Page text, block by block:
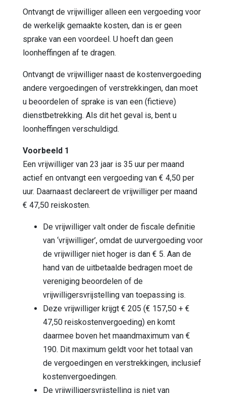
Ontvangt de vrijwilliger alleen een vergoeding voor
de werkelijk gemaakte kosten, dan is er geen
sprake van een voordeel. U hoeft dan geen
loonheffingen af te dragen.
Ontvangt de vrijwilliger naast de kostenvergoeding
andere vergoedingen of verstrekkingen, dan moet
u beoordelen of sprake is van een (fictieve)
dienstbetrekking. Als dit het geval is, bent u
loonheffingen verschuldigd.
Voorbeeld 1
Een vrijwilliger van 23 jaar is 35 uur per maand
actief en ontvangt een vergoeding van € 4,50 per
uur. Daarnaast declareert de vrijwilliger per maand
€ 47,50 reiskosten.
De vrijwilliger valt onder de fiscale definitie
van ‘vrijwilliger’, omdat de uurvergoeding voor
de vrijwilliger niet hoger is dan € 5. Aan de
hand van de uitbetaalde bedragen moet de
vereniging beoordelen of de
vrijwilligersvrijstelling van toepassing is.
Deze vrijwilliger krijgt € 205 (€ 157,50 + €
47,50 reiskostenvergoeding) en komt
daarmee boven het maandmaximum van €
190. Dit maximum geldt voor het totaal van
de vergoedingen en verstrekkingen, inclusief
kostenvergoedingen.
De vrijwilligersvrijstelling is niet van